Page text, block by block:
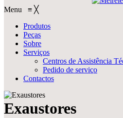
Menu ≡ ╳
Produtos
Peças
Sobre
Serviços
Centros de Assistência
Pedido de serviço
Contactos
Exaustores